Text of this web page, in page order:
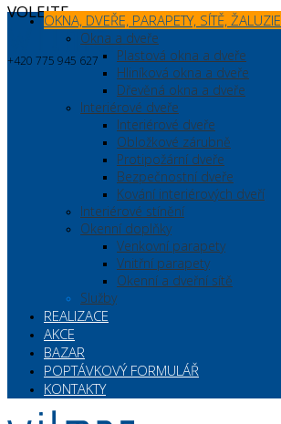
VOLEJTE
+420 775 945 627
OKNA, DVEŘE, PARAPETY, SÍTĚ, ŽALUZIE
Okna a dveře
Plastová okna a dveře
Hliníková okna a dveře
Dřevěná okna a dveře
Interiérové dveře
Interiérové dveře
Obložkové zárubně
Protipožární dveře
Bezpečnostní dveře
Kování interiérových dveří
Interiérové stínění
Okenní doplňky
Venkovní parapety
Vnitřní parapety
Okenní a dveřní sítě
Služby
REALIZACE
AKCE
BAZAR
POPTÁVKOVÝ FORMULÁŘ
KONTAKTY